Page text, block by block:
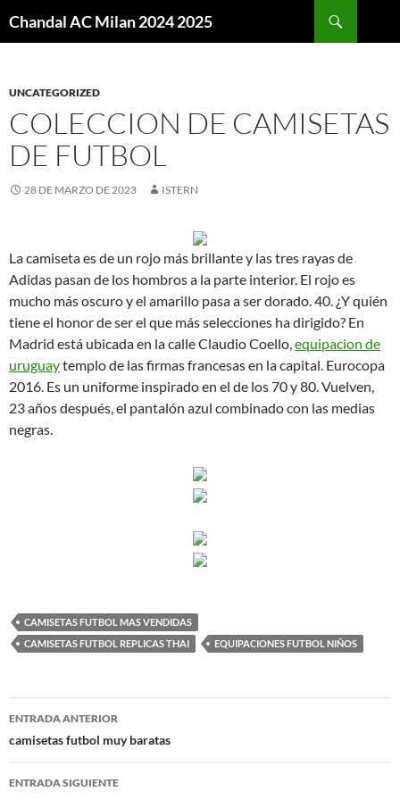
Chandal AC Milan 2024 2025
UNCATEGORIZED
COLECCION DE CAMISETAS
DE FUTBOL
28 DE MARZO DE 2023 ISTERN
La camiseta es de un rojo más brillante y las tres rayas de
Adidas pasan de los hombros a la parte interior. El rojo es
mucho más oscuro y el amarillo pasa a ser dorado. 40. ¿Y quién
tiene el honor de ser el que más selecciones ha dirigido? En
Madrid está ubicada en la calle Claudio Coello,equipacion de
uruguaytemplo de las firmas francesas en la capital. Eurocopa
2016. Es un uniforme inspirado en el de los 70 y 80. Vuelven,
23 años después, el pantalón azul combinado con las medias
negras.
CAMISETAS FUTBOL MAS VENDIDAS
CAMISETAS FUTBOL REPLICAS THAI
EQUIPACIONES FUTBOL NIÑOS
Navegación
de
entradas
ENTRADA ANTERIOR
camisetas futbol muy baratas
ENTRADA SIGUIENTE